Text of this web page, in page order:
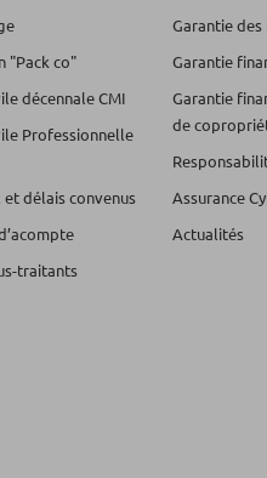
"Pack co"
décennale CMI
Professionnelle
délais convenus
traitants
Garantie des
Garantie
Garantie
de
Assurance
Actualités